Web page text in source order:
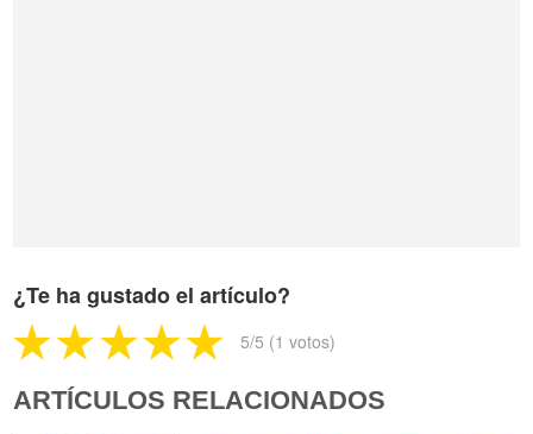
¿Te ha gustado el artículo?
5/5 (1 votos)
ARTÍCULOS RELACIONADOS